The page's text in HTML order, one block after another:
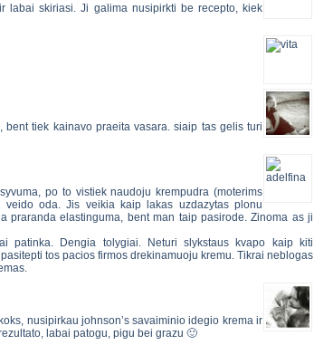
labai skiriasi. Ji galima nusipirkti be recepto, kiek
tiek kainavo praeita vasara. siaip tas gelis turi
po to vistiek naudoju krempudra (moterims
oda. Jis veikia kaip lakas uzdazytas plonu
praranda elastinguma, bent man taip pasirode. Zinoma as ji
patinka. Dengia tolygiai. Neturi slykstaus kvapo kaip kiti
tos pacios firmos drekinamuoju kremu. Tikrai neblogas
nusipirkau johnson’s savaiminio idegio krema ir
labai patogu, pigu bei grazu 🙂